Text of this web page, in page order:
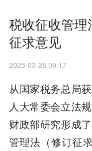
税收征收管
征求意见
2025-03-28 09:17
从国家税务总局
人大常委会立法
财政部研究形成
管理法（修订征